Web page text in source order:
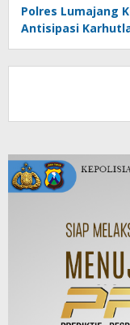
Polres Lumajang
Antisipasi